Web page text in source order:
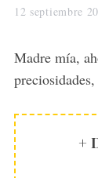
a
s
:
12 septiembre
Madre mía,
+